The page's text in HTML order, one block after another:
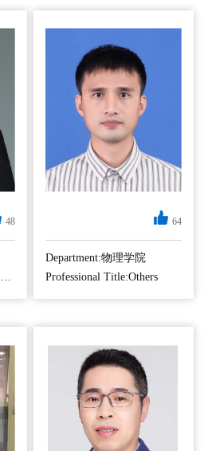
访问交流（公派访
问学者）。 科研方
向涉及光场调控、
非线性频率转换、
非厄米物理、集成
光学...
48
Professional Title:Professor (Distinguished)
陈烨，南京航空航
天大学物理学院特
聘研究员(正高),
师：徐飞教授、陆
延青教授)，获得工
学博士，2015-2019
年工作于City,
University Of
64
Department:物理学院
Professional Title:Others